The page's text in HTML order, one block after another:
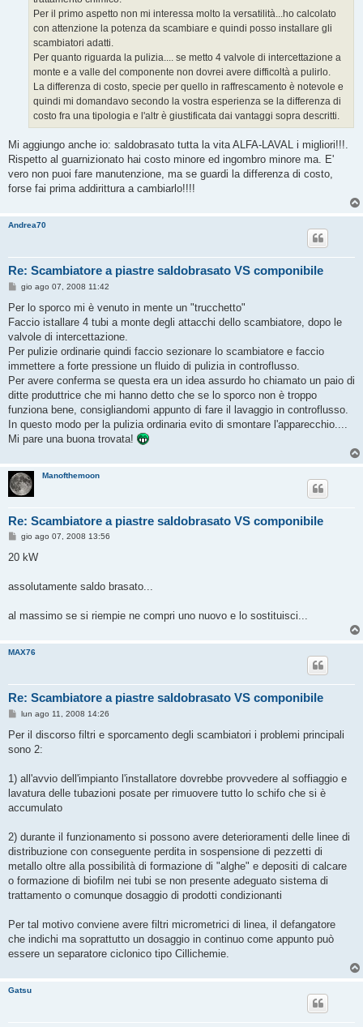
Per il primo aspetto non mi interessa molto la versatilità...ho calcolato
con attenzione la potenza da scambiare e quindi posso installare gli
scambiatori adatti.
Per quanto riguarda la pulizia.... se metto 4 valvole di intercettazione a
monte e a valle del componente non dovrei avere difficoltà a pulirlo.
La differenza di costo, specie per quello in raffrescamento è notevole e
quindi mi domandavo secondo la vostra esperienza se la differenza di
costo fra una tipologia e l'altr è giustificata dai vantaggi sopra descritti.
Mi aggiungo anche io: saldobrasato tutta la vita ALFA-LAVAL i migliori!!!.
Rispetto al guarnizionato hai costo minore ed ingombro minore ma. E'
vero non puoi fare manutenzione, ma se guardi la differenza di costo,
forse fai prima addirittura a cambiarlo!!!!
Andrea70
Re: Scambiatore a piastre saldobrasato VS componibile
M
s
a
g
i
o
gio ago 07, 2008 11:42
Per lo sporco mi è venuto in mente un "trucchetto"
Faccio istallare 4 tubi a monte degli attacchi dello scambiatore, dopo le
valvole di intercettazione.
Per pulizie ordinarie quindi faccio sezionare lo scambiatore e faccio
immettere a forte pressione un fluido di pulizia in controflusso.
Per avere conferma se questa era un idea assurdo ho chiamato un paio di
ditte produttrice che mi hanno detto che se lo sporco non è troppo
funziona bene, consigliandomi appunto di fare il lavaggio in controflusso.
In questo modo per la pulizia ordinaria evito di smontare l'apparecchio....
Mi pare una buona trovata!
Manofthemoon
Re: Scambiatore a piastre saldobrasato VS componibile
M
s
g
o
gio ago 07, 2008 13:56
20 kW
assolutamente saldo brasato...
al massimo se si riempie ne compri uno nuovo e lo sostituisci...
MAX76
Re: Scambiatore a piastre saldobrasato VS componibile
M
s
a
o
lun ago 11, 2008 14:26
Per il discorso filtri e sporcamento degli scambiatori i problemi principali
sono 2:
1) all'avvio dell'impianto l'installatore dovrebbe provvedere al soffiaggio e
lavatura delle tubazioni posate per rimuovere tutto lo schifo che si è
accumulato
2) durante il funzionamento si possono avere deterioramenti delle linee di
distribuzione con conseguente perdita in sospensione di pezzetti di
metallo oltre alla possibilità di formazione di "alghe" e depositi di calcare
o formazione di biofilm nei tubi se non presente adeguato sistema di
trattamento o comunque dosaggio di prodotti condizionanti
Per tal motivo conviene avere filtri micrometrici di linea, il defangatore
che indichi ma soprattutto un dosaggio in continuo come appunto può
essere un separatore ciclonico tipo Cillichemie.
Gatsu